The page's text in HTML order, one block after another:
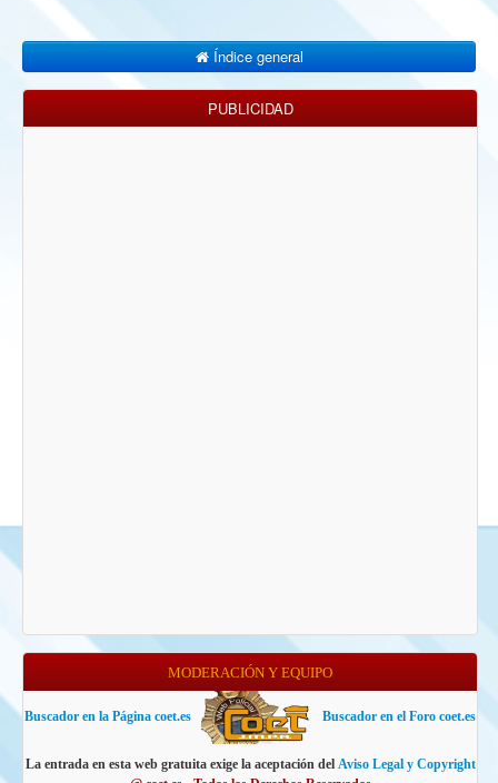
Índice general
PUBLICIDAD
MODERACIÓN Y EQUIPO
Buscador en la Página coet.es Buscador en el Foro coet.es
La entrada en esta web gratuita exige la aceptación del Aviso Legal y Copyright